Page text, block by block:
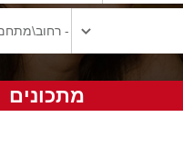
מתכונים